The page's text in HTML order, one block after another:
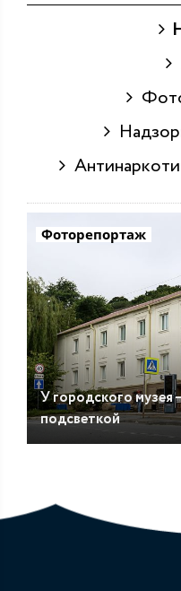
Фоторепортаж
У городского музея
подсветкой